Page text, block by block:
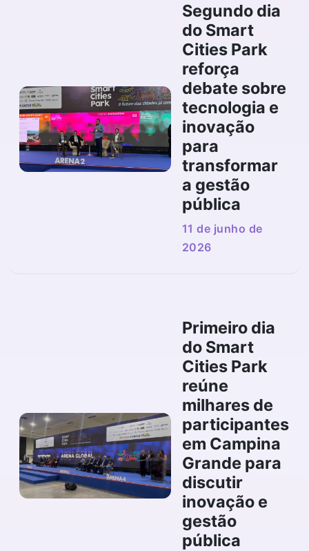
Segundo dia
do Smart
Cities Park
reforça
debate sobre
tecnologia e
inovação
para
transformar
a gestão
pública
11 de junho de
2026
Primeiro dia
do Smart
Cities Park
reúne
milhares de
participantes
em Campina
Grande para
discutir
inovação e
gestão
pública